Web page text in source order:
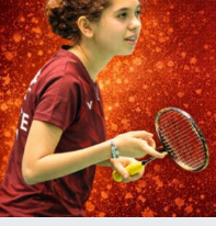
Çim Hokeyi
Cimnastik
Curling
Dağcılık